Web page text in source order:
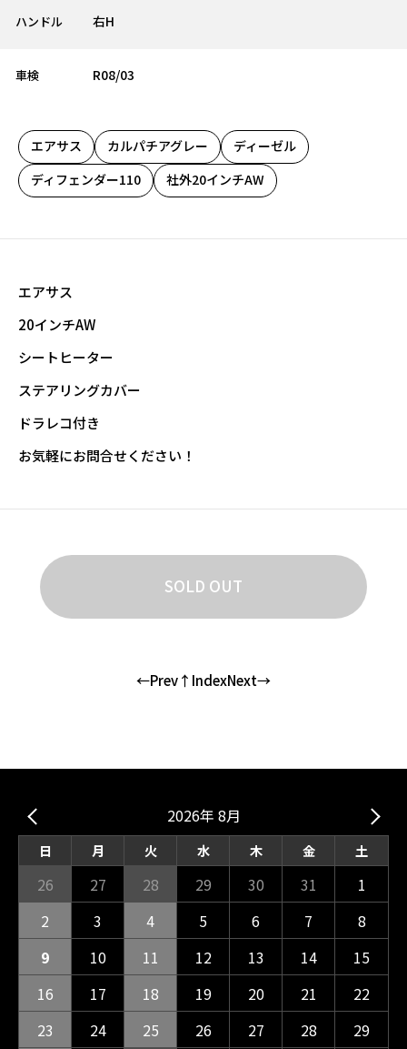
ハンドル 右H
車検 R08/03
エアサス カルパチアグレー
ディーゼル
ディフェンダー110
社外20インチAW
エアサス
20インチAW
シートヒーター
ステアリングカバー
ドラレコ付き
お気軽にお問合せください！
SOLD OUT
←Prev↑IndexNext→
2026年 8月
日 月 火 水 木 金 土
26 27 28 29 30 31
1
2
3 4 5 6 7
8
9
10 11 12 13 14
15
16
17 18 19 20 21
22
23
24 25 26 27 28 29